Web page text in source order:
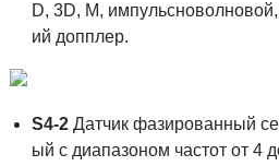
D, 3D, М, импульсноволновой,
ий допплер.
S4-2Датчик фазированный
ый с диапазоном частот от 4